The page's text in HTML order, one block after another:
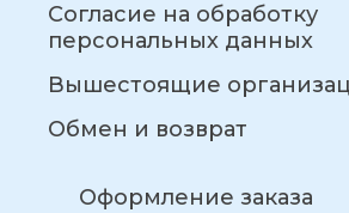
Согласие на обработку
персональных данных
Вышестоящие
Обмен и возврат
Оформление заказа